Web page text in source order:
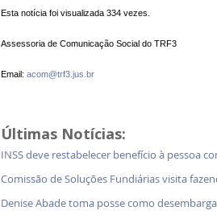
Esta notícia foi visualizada 334 vezes.
Assessoria de Comunicação Social do TRF3
Email: acom@trf3.jus.br
Últimas Notícias:
INSS deve restabelecer benefício à pessoa
Comissão de Soluções Fundiárias visita
Denise Abade toma posse como